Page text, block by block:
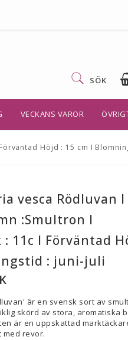
SÖK
VECKANS VAROR
Höjd : 15 cm I
vesca Rödluvan I
:Smultron I
11c I Förväntad
: juni-juli
är en svensk sort av
skörd av stora, aromatiska
är en uppskattad
revor.